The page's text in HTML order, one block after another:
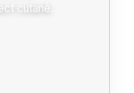
cutané.